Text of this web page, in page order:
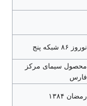
نوروز ۸۶ شبکه پنج
محصول سیمای مرکز
فارس
رمضان ۱۳۸۴